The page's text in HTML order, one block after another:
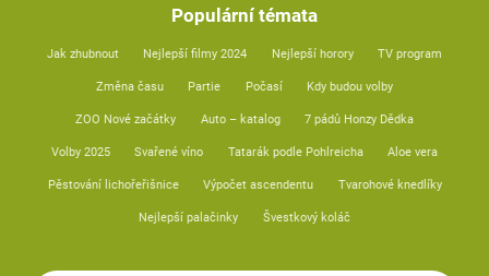
Populární témata
Jak zhubnout Nejlepší filmy 2024 Nejlepší horory TV program
Změna času Partie Počasí Kdy budou volby
ZOO Nové začátky Auto – katalog 7 pádů Honzy Dědka
Volby 2025 Svařené víno Tatarák podle Pohlreicha Aloe vera
Pěstování lichořeřišnice Výpočet ascendentu Tvarohové knedlíky
Nejlepší palačinky Švestkový koláč